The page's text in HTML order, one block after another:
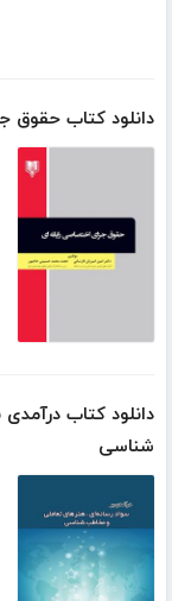
دانلود کتاب حقوق
دانلود کتاب
شناسی